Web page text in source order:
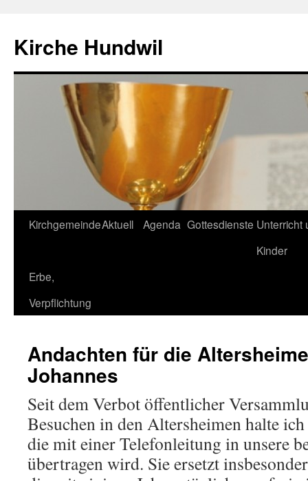
springen
Kirche Hundwil
KirchgemeindeAktuell Agenda Gottesdienste Unterricht
Kinder
Erbe,
Verpflichtung
Andachten für die
Johannes
Seit dem Verbot öffentlicher
Besuchen in den Altersheimen halte
die mit einer Telefonleitung in unsere
übertragen wird. Sie ersetzt